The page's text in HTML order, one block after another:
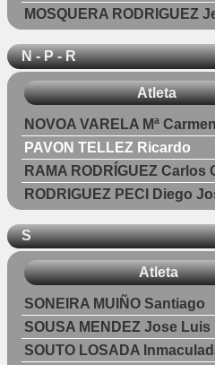
MOSQUERA RODRIGUEZ
N - P - R
Atleta
NOVOA VARELA Mª Carmen
PAVON TELLEZ Ricardo
RAMA RODRÍGUEZ Carlos
RODRIGUEZ PECI Diego
S
Atleta
SONEIRA MUIÑO Santiago
SOUSA MENDEZ Jose Luis
SOUTO LOSADA